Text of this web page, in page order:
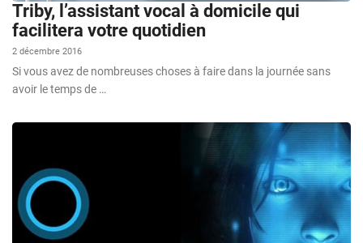
Triby, l’assistant vocal à domicile qui
facilitera votre quotidien
2 décembre 2016
Si vous avez de nombreuses choses à faire dans la journée sans
avoir le temps de …